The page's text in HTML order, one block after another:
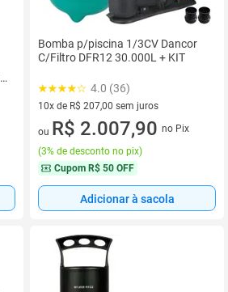
Bomba p/piscina 1/3CV Dancor
C/Filtro DFR12 30.000L + KIT
4.0 (36)
10x de R$ 207,00 sem juros
10 vez de R$ 207,00 sem juros
ou R$ 2.007,90 no Pix
(3% de desconto no pix)
Cupom R$ 50 OFF
Adicionar à sacola